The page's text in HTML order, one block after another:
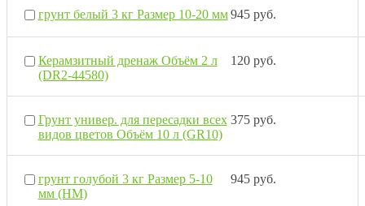
грунт белый 3 кг Размер 10-20 мм 945 руб.
Керамзитный дренаж Объём 2 л
(DR2-44580)
120 руб.
Грунт универ. для пересадки всех
видов цветов Объём 10 л (GR10)
375 руб.
грунт голубой 3 кг Размер 5-10
мм (НМ)
945 руб.